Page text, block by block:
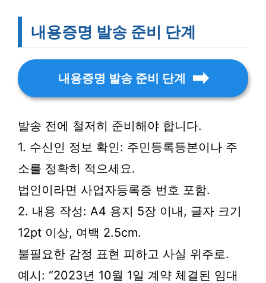
내용증명 발송 준비 단계
내용증명 발송 준비 단계
발송 전에 철저히 준비해야 합니다.
1. 수신인 정보 확인: 주민등록등본이나 주
소를 정확히 적으세요.
법인이라면 사업자등록증 번호 포함.
2. 내용 작성: A4 용지 5장 이내, 글자 크기
12pt 이상, 여백 2.5cm.
불필요한 감정 표현 피하고 사실 위주로.
예시: “2023년 10월 1일 계약 체결된 임대